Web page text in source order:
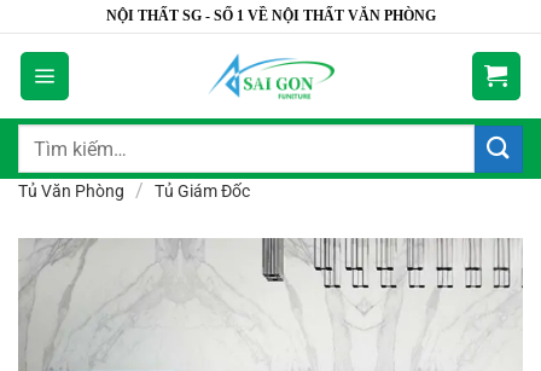
dung
NỘI THẤT SG - SỐ 1 VỀ NỘI THẤT VĂN PHÒNG
Tìm
Tủ Văn Phòng / Tủ Giám Đốc